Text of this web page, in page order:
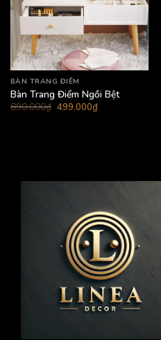
BÀN TRANG ĐIỂM
Bàn Trang Điểm Ngồi Bệt
890.000₫ Giá
499.000₫Giá
hiện